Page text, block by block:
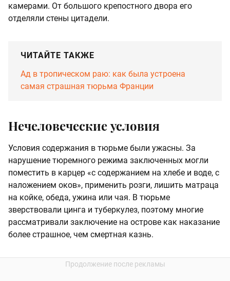
камерами. От большого крепостного двора его
отделяли стены цитадели.
ЧИТАЙТЕ ТАКЖЕ
Ад в тропическом раю: как была устроена
самая страшная тюрьма Франции
Нечеловеческие условия
Условия содержания в тюрьме были ужасны. За
нарушение тюремного режима заключенных могли
поместить в карцер «с содержанием на хлебе и воде, с
наложением оков», применить розги, лишить матраца
на койке, обеда, ужина или чая. В тюрьме
зверствовали цинга и туберкулез, поэтому многие
рассматривали заключение на острове как наказание
более страшное, чем смертная казнь.